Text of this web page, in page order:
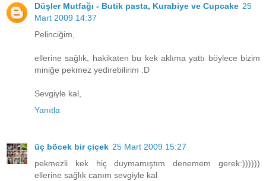
Düşler Mutfağı - Butik pasta, Kurabiye ve Cupcake 25
Mart 2009 14:37
Pelinciğim,
ellerine sağlık, hakikaten bu kek aklıma yattı böylece bizim
miniğe pekmez yedirebilirim :D
Sevgiyle kal,
Yanıtla
üç böcek bir çiçek 25 Mart 2009 15:27
pekmezli kek hiç duymamıştım denemem gerek:))))))
ellerine sağlık canım sevgiyle kal